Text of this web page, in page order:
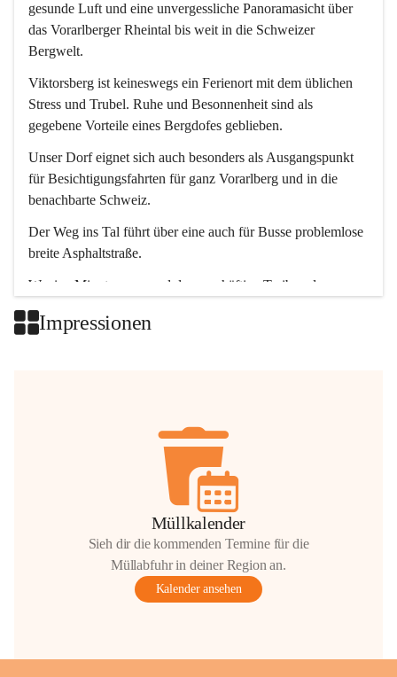
gesunde Luft und eine unvergessliche Panoramasicht über
das Vorarlberger Rheintal bis weit in die Schweizer
Bergwelt.
Viktorsberg ist keineswegs ein Ferienort mit dem üblichen
Stress und Trubel. Ruhe und Besonnenheit sind als
gegebene Vorteile eines Bergdofes geblieben.
Unser Dorf eignet sich auch besonders als Ausgangspunkt
für Besichtigungsfahrten für ganz Vorarlberg und in die
benachbarte Schweiz.
Der Weg ins Tal führt über eine auch für Busse problemlose
breite Asphaltstraße.
Wenige Minuten nur, und das geschäftige Treiben der
Impressionen
Müllkalender
Sieh dir die kommenden Termine für die
Müllabfuhr in deiner Region an.
Kalender ansehen